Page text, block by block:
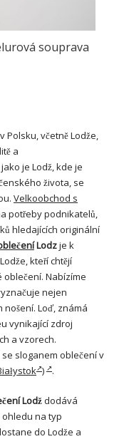
souprava
Polsku, včetně Lodže,
a
je Lodž, kde je
života, se
Velkoobchod s
potřeby podnikatelů,
hledajících originální
Lodzje k
kteří chtějí
Nabízíme
nejen
Loď, známá
vynikající zdroj
a vzorech.
sloganem oblečení v
) .
Lodždodává
na typ
do Lodže a